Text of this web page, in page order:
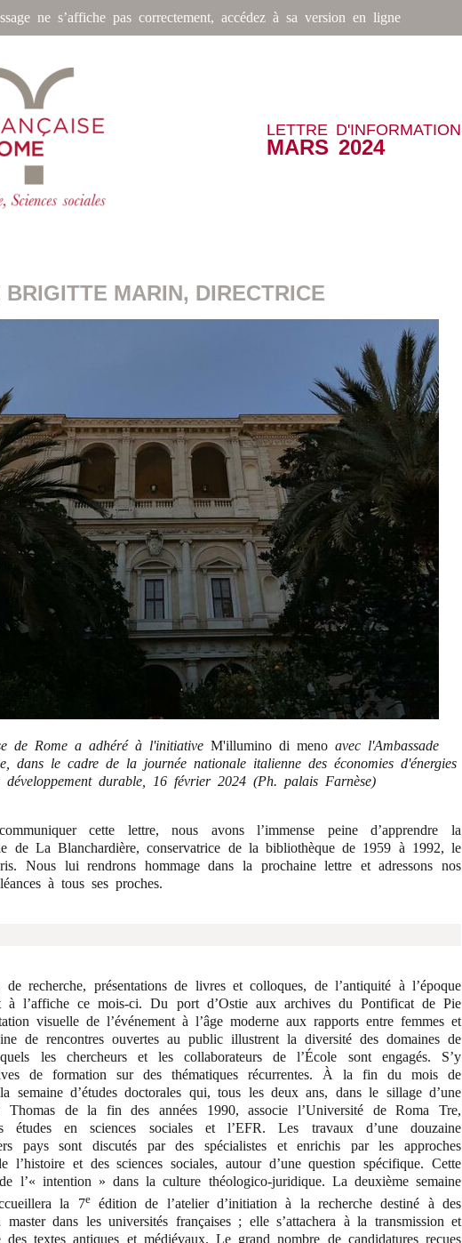
ne s’affiche pas correctement, accédez à sa version en ligne
LETTRE D'INFORMATION
MARS 2024
MARIN, DIRECTRICE
de Rome a adhéré à l'initiative M'illumino di meno avec l'Ambassade
dans le cadre de la journée nationale italienne des économies d'énergies
développement durable, 16 février 2024 (Ph. palais Farnèse)
cette lettre, nous avons l’immense peine d’apprendre la
de La Blanchardière, conservatrice de la bibliothèque de 1959 à 1992, le
Nous lui rendrons hommage dans la prochaine lettre et adressons nos
à tous ses proches.
de recherche, présentations de livres et colloques, de l’antiquité à l’époque
à l’affiche ce mois-ci. Du port d’Ostie aux archives du Pontificat de Pie
visuelle de l’événement à l’âge moderne aux rapports entre femmes et
de rencontres ouvertes au public illustrent la diversité des domaines de
les chercheurs et les collaborateurs de l’École sont engagés. S’y
de formation sur des thématiques récurrentes. À la fin du mois de
semaine d’études doctorales qui, tous les deux ans, dans le sillage d’une
Thomas de la fin des années 1990, associe l’Université de Roma Tre,
études en sciences sociales et l’EFR. Les travaux d’une douzaine
pays sont discutés par des spécialistes et enrichis par les approches
l’histoire et des sciences sociales, autour d’une question spécifique. Cette
l’« intention » dans la culture théologico-juridique. La deuxième semaine
la 7eédition de l’atelier d’initiation à la recherche destiné à des
master dans les universités françaises ; elle s’attachera à la transmission et
textes antiques et médiévaux. Le grand nombre de candidatures reçues